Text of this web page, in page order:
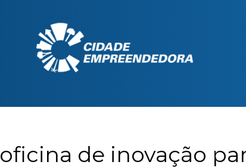
de inovação